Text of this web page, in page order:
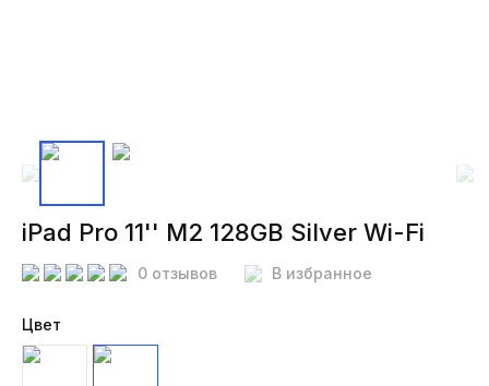
iPad Pro 11'' M2 128GB Silver Wi-Fi
0 отзывов В избранное
Цвет